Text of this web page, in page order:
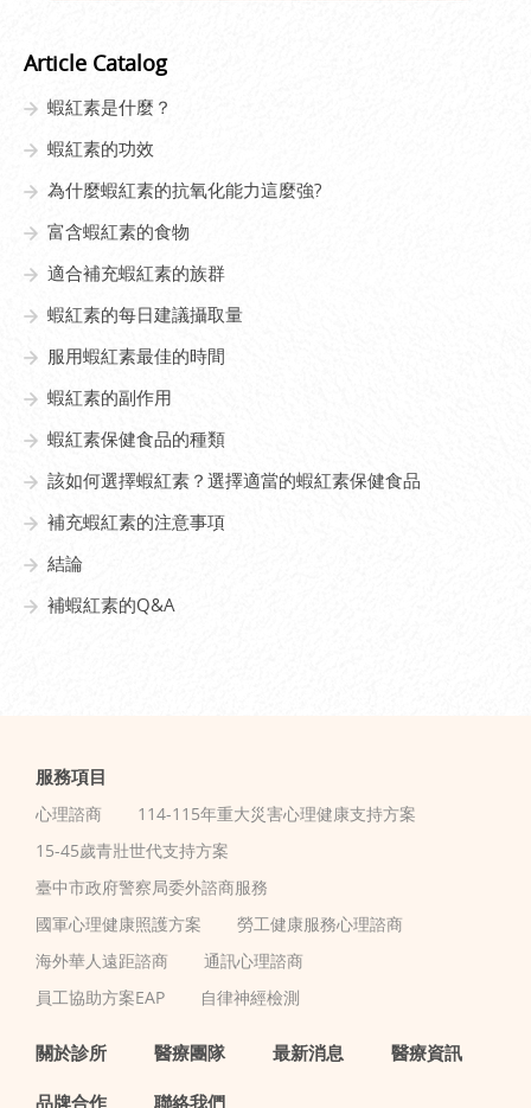
Article Catalog
蝦紅素是什麼？
蝦紅素的功效
為什麼蝦紅素的抗氧化能力這麼強?
富含蝦紅素的食物
適合補充蝦紅素的族群
蝦紅素的每日建議攝取量
服用蝦紅素最佳的時間
蝦紅素的副作用
蝦紅素保健食品的種類
該如何選擇蝦紅素？選擇適當的蝦紅素保健食品
補充蝦紅素的注意事項
結論
補蝦紅素的Q&A
服務項目
心理諮商
114-115年重大災害心理健康支持方案
15-45歲青壯世代支持方案
臺中市政府警察局委外諮商服務
國軍心理健康照護方案
勞工健康服務心理諮商
海外華人遠距諮商
通訊心理諮商
員工協助方案EAP
自律神經檢測
關於診所 醫療團隊 最新消息 醫療資訊
品牌合作 聯絡我們